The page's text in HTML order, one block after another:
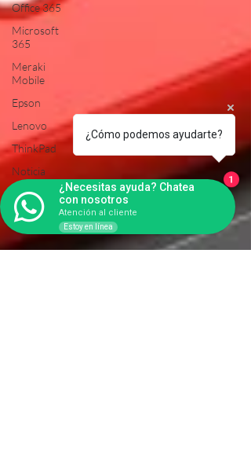
Office 365
Microsoft
365
Meraki
Mobile
Epson
Lenovo
ThinkPad
Noticia
Novedades
¿Cómo podemos ayudarte?
¿Necesitas ayuda? Chatea
con nosotros
Atención al cliente
Estoy en línea
1